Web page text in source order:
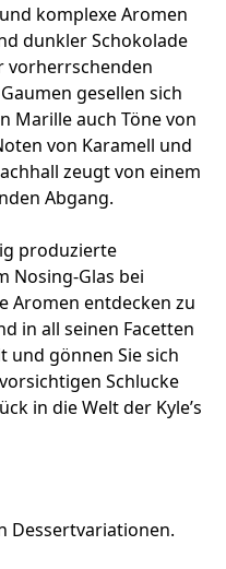
komplexe Aromen
dunkler Schokolade
vorherrschenden
gesellen sich
Marille auch Töne von
von Karamell und
zeugt von einem
Abgang.
produzierte
Nosing-Glas bei
Aromen entdecken zu
in all seinen Facetten
und gönnen Sie sich
Schlucke
in die Welt der Kyle’s
Dessertvariationen.